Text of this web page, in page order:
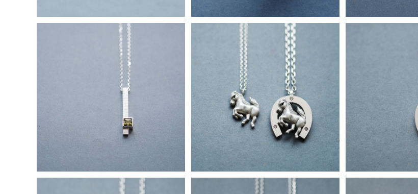
ペリドット スクエア ネックレス シルバ
ー925 メンズ ユニセックス
2コset）馬 + 馬蹄 ペア ネックレス シ
ルバー925
¥42,800
馬 + 馬蹄 メンズ
25 メンズ